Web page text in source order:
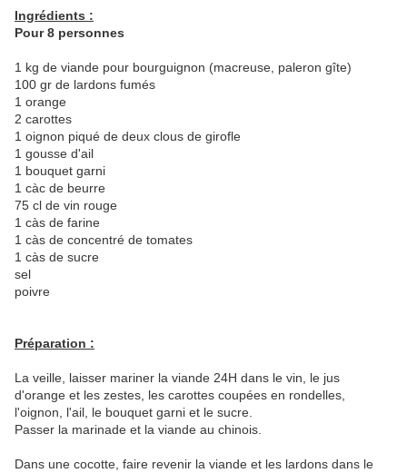
Ingrédients :
Pour 8 personnes
1 kg de viande pour bourguignon (macreuse, paleron gîte)
100 gr de lardons fumés
1 orange
2 carottes
1 oignon piqué de deux clous de girofle
1 gousse d'ail
1 bouquet garni
1 càc de beurre
75 cl de vin rouge
1 càs de farine
1 càs de concentré de tomates
1 càs de sucre
sel
poivre
Préparation :
La veille, laisser mariner la viande 24H dans le vin, le jus
d'orange et les zestes, les carottes coupées en rondelles,
l'oignon, l'ail, le bouquet garni et le sucre.
Passer la marinade et la viande au chinois.
Dans une cocotte, faire revenir la viande et les lardons dans le